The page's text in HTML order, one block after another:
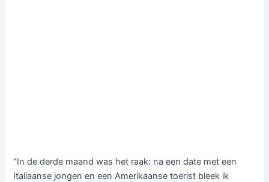
“In de derde maand was het raak: na een date met een
Italiaanse jongen en een Amerikaanse toerist bleek ik